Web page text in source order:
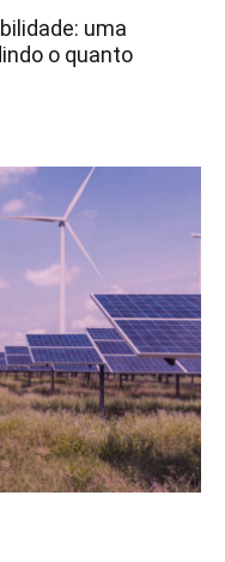
uma
o quanto